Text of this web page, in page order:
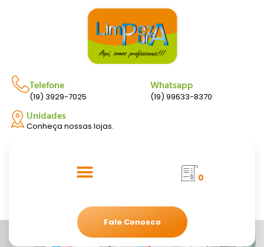
Telefone
(19) 3929-7025
Whatsapp
(19) 99633-8370
Unidades
Conheça nossas lojas.
0
Fale Conosco